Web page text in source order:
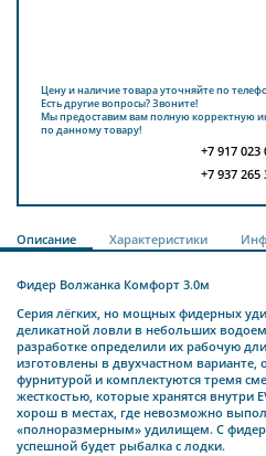
Цену и наличие товара уточняйте по
Есть другие вопросы? Звоните!
Мы предоставим вам полную корректную
по данному товару!
+7 917 023
+7 937 265
Описание Характеристики
Фидер Волжанка Комфорт 3.0м
Серия лёгких, но мощных фидерных
деликатной ловли в небольших
разработке определили их рабочую
изготовлены в двухчастном варианте,
фурнитурой и комплектуются тремя
жесткостью, которые хранятся внутри
хорош в местах, где невозможно
«полноразмерным» удилищем. С
успешной будет рыбалка с лодки.